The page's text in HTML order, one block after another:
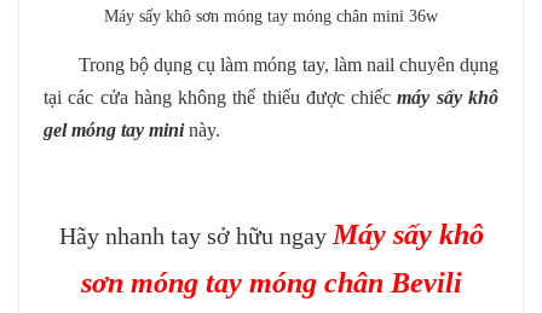
Máy sấy khô sơn móng tay móng chân mini 36w
Trong bộ dụng cụ làm móng tay, làm nail chuyên dụng
tại các cửa hàng không thể thiếu được chiếcmáy sấy khô
gel móng tay mininày.
Hãy nhanh tay sở hữu ngay Máy sấy khô
sơn móng tay móng chân Bevili